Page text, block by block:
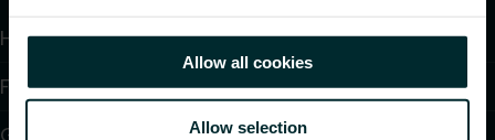
Allow all cookies
Allow selection
Heizkörper
Fußbodenheizung und -kühlung